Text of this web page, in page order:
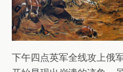
下午四点英军全线攻上俄